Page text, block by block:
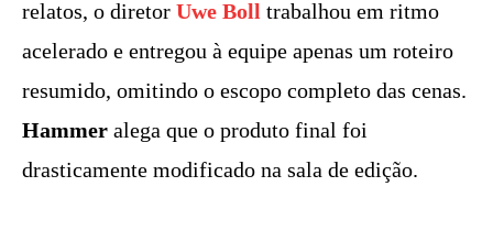
relatos, o diretor Uwe Boll trabalhou em ritmo
acelerado e entregou à equipe apenas um roteiro
resumido, omitindo o escopo completo das cenas.
Hammer alega que o produto final foi
drasticamente modificado na sala de edição.